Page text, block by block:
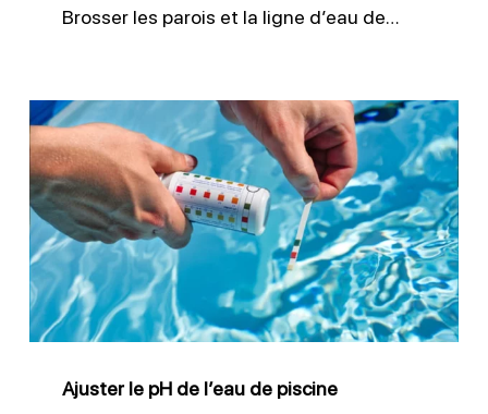
Brosser les parois et la ligne d’eau de…
Ajuster
le
pH
de
l’eau
de
piscine
Ajuster le pH de l’eau de piscine